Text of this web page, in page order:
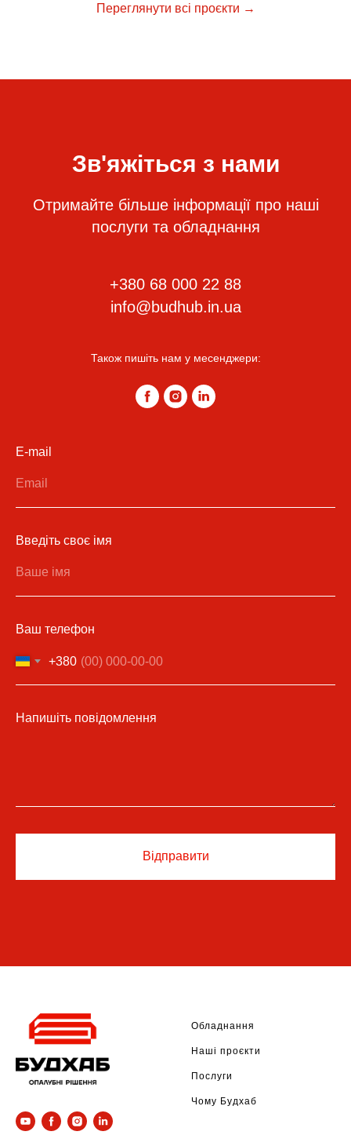
Переглянути всі проєкти →
Зв'яжіться з нами
Отримайте більше інформації про наші
послуги та обладнання
+380 68 000 22 88
info@budhub.in.ua
Також пишіть нам у месенджери:
E-mail
Введіть своє імя
Ваш телефон
+380
Напишіть повідомлення
Відправити
Обладнання
Наші проєкти
Послуги
Чому Будхаб